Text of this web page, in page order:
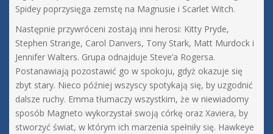
Spidey poprzysięga zemstę na Magnusie i Scarlet Witch.
Następnie przywróceni zostają inni herosi: Kitty Pryde,
Stephen Strange, Carol Danvers, Tony Stark, Matt Murdock i
Jennifer Walters. Grupa odnajduje Steve’a Rogersa.
Postanawiają pozostawić go w spokoju, gdyż okazuje się
zbyt stary. Nieco później wszyscy spotykają się, by uzgodnić
dalsze ruchy. Emma tłumaczy wszystkim, że w niewiadomy
sposób Magneto wykorzystał swoją córkę oraz Xaviera, by
stworzyć świat, w którym ich marzenia spełniły się. Hawkeye